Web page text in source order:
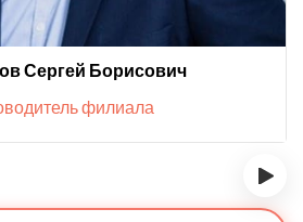
Сергей Борисович
филиала
›